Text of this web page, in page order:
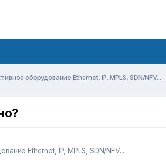
оборудование Ethernet, IP, MPLS, SDN/NFV...
Ethernet, IP, MPLS, SDN/NFV...